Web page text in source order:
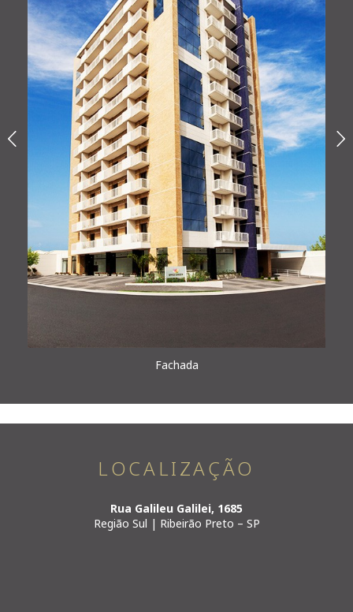
Fachada
LOCALIZAÇÃO
Rua Galileu Galilei, 1685
Região Sul | Ribeirão Preto – SP